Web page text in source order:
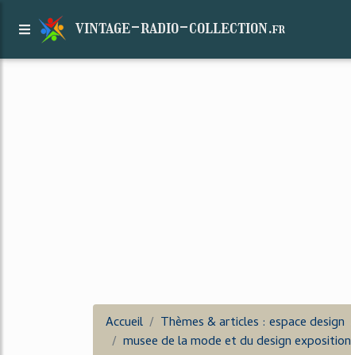
vintage-radio-collection.fr
Accueil Thèmes & articles : espace design
musee de la mode et du design exposition